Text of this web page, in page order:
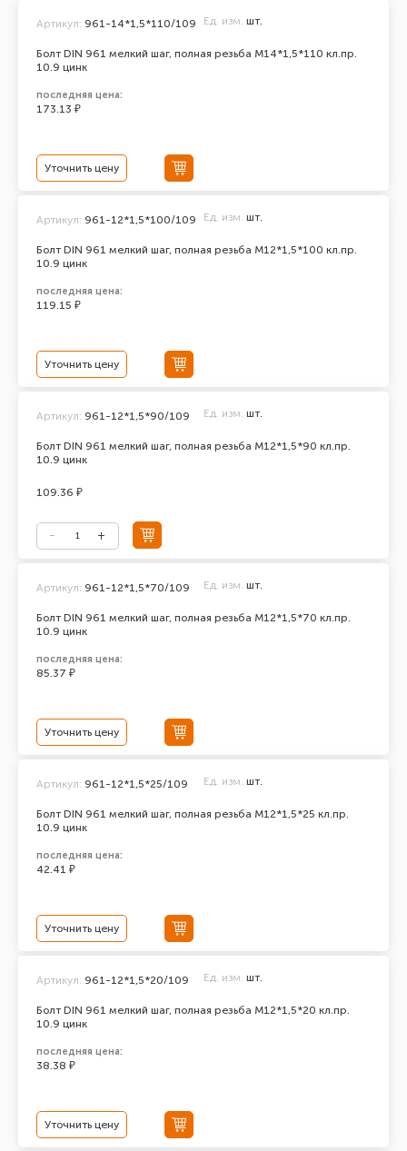
Болт DIN 961 мелкий шаг, полная резьба M14*1,5*110 кл.пр.
10.9 цинк
Артикул: 961-14*1,5*110/109 Ед. изм. шт.
последняя цена:
173.13 ₽
Уточнить цену
Болт DIN 961 мелкий шаг, полная резьба M12*1,5*100 кл.пр.
10.9 цинк
Артикул: 961-12*1,5*100/109 Ед. изм. шт.
последняя цена:
119.15 ₽
Уточнить цену
Болт DIN 961 мелкий шаг, полная резьба M12*1,5*90 кл.пр.
10.9 цинк
Артикул: 961-12*1,5*90/109 Ед. изм. шт.
109.36 ₽
Болт DIN 961 мелкий шаг, полная резьба M12*1,5*70 кл.пр.
10.9 цинк
Артикул: 961-12*1,5*70/109 Ед. изм. шт.
последняя цена:
85.37 ₽
Уточнить цену
Болт DIN 961 мелкий шаг, полная резьба M12*1,5*25 кл.пр.
10.9 цинк
Артикул: 961-12*1,5*25/109 Ед. изм. шт.
последняя цена:
42.41 ₽
Уточнить цену
Болт DIN 961 мелкий шаг, полная резьба M12*1,5*20 кл.пр.
10.9 цинк
Артикул: 961-12*1,5*20/109 Ед. изм. шт.
последняя цена:
38.38 ₽
Уточнить цену